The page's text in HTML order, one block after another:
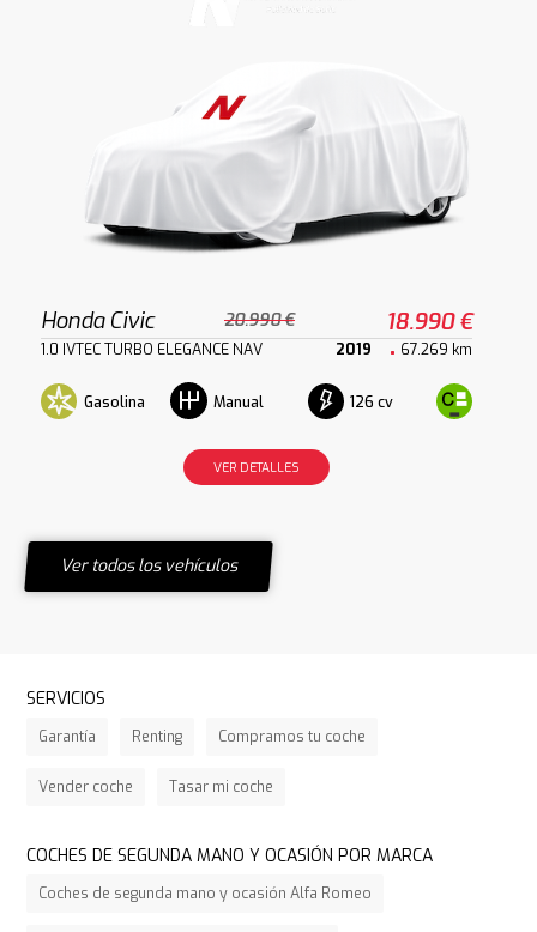
Honda Civic 20.990 € 18.990 €
1.0 IVTEC TURBO ELEGANCE NAV 2019 67.269 km
Gasolina Manual 126 cv
VER DETALLES
Ver todos los vehículos
SERVICIOS
Garantía Renting Compramos tu coche
Vender coche Tasar mi coche
COCHES DE SEGUNDA MANO Y OCASIÓN POR MARCA
Coches de segunda mano y ocasión Alfa Romeo